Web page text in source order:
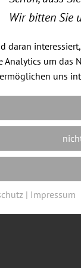
300 mit
Wir bitten Sie
daran
Analytics um das
uns
| Impressum